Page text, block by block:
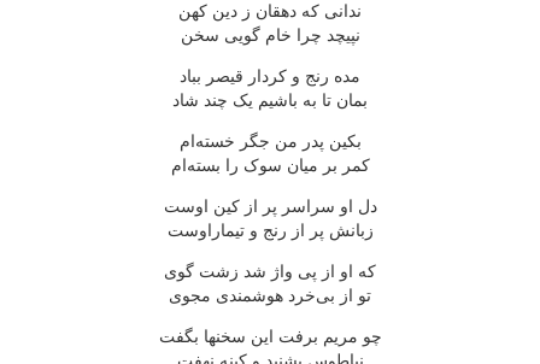
ندانی که دهقان ز دین کهن
نپیچد چرا خام گویی سخن
مده رنج و کردار قیصر بباد
بمان تا به باشیم یک چند شاد
بکین پدر من جگر خسته‌ام
کمر بر میان سوک را بسته‌ام
دل او سراسر پر از کین اوست
زبانش پر از رنج و تیماراوست
که او از پی واژ شد زشت گوی
تو از بی‌خرد هوشمندی مجوی
چو مریم برفت این سخنها بگفت